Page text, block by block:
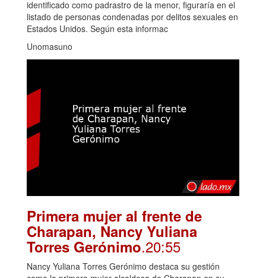
identificado como padrastro de la menor, figuraría en el
listado de personas condenadas por delitos sexuales en
Estados Unidos. Según esta informac
Unomasuno
Primera mujer al frente de
Charapan, Nancy Yuliana
Torres Gerónimo.20:55
Nancy Yuliana Torres Gerónimo destaca su gestión